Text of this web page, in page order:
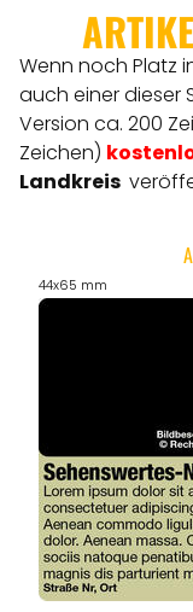
Wenn noch Platz
auch einer dieser
Version ca. 200
Zeichen)
Landkreis
44x65 mm